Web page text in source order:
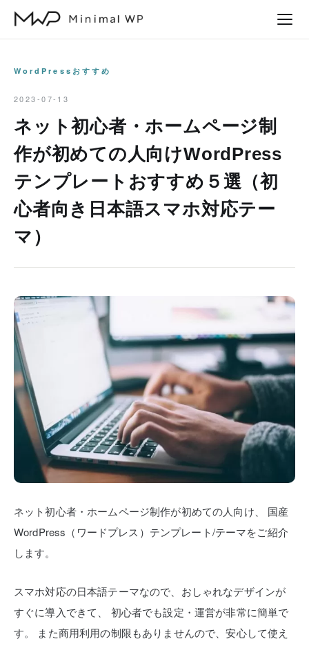
WordPressおすすめ
2023-07-13
ネット初心者・ホームページ制
作が初めての人向けWordPress
テンプレートおすすめ５選（初
心者向き日本語スマホ対応テー
マ）
ネット初心者・ホームページ制作が初めての人向け、
国産
WordPress（ワードプレス）テンプレート/テーマをご紹介
します。
スマホ対応の日本語テーマなので、おしゃれなデザインが
すぐに導入できて、
初心者でも設定・運営が非常に簡単で
す。
また商用利用の制限もありませんので、安心して使え